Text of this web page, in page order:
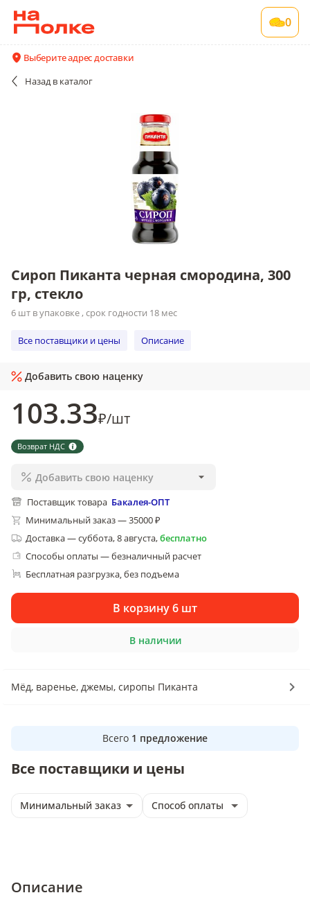
0
Выберите адрес доставки
Назад в каталог
Сироп Пиканта черная смородина, 300 гр,
стекло
Сироп Пиканта черная смородина, 300
гр, стекло
6 шт в упаковке , срок годности 18 мес
Все поставщики и цены Описание
Добавить свою наценку
103.33₽/шт
Возврат НДС
Добавить свою наценку
Поставщик товара Бакалея-ОПТ
Минимальный заказ — 35000 ₽
Доставка—суббота, 8 августа,бесплатно
Способы оплаты — безналичный расчет
Бесплатная разгрузка, без подъема
В корзину 6 шт
В наличии
Мёд, варенье, джемы, сиропы Пиканта
Всего 1 предложение
Все поставщики и цены
Минимальный заказ Способ оплаты
Описание